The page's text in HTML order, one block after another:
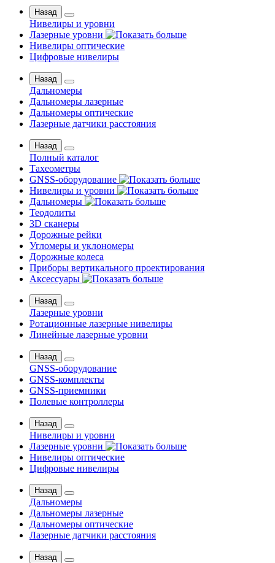
Назад
Нивелиры и уровни
Лазерные уровни
Нивелиры оптические
Цифровые нивелиры
Назад
Дальномеры
Дальномеры лазерные
Дальномеры оптические
Лазерные датчики расстояния
Назад
Полный каталог
Тахеометры
GNSS-оборудование
Нивелиры и уровни
Дальномеры
Теодолиты
3D сканеры
Дорожные рейки
Угломеры и уклономеры
Дорожные колеса
Приборы вертикального проектирования
Аксессуары
Назад
Лазерные уровни
Ротационные лазерные нивелиры
Линейные лазерные уровни
Назад
GNSS-оборудование
GNSS-комплекты
GNSS-приемники
Полевые контроллеры
Назад
Нивелиры и уровни
Лазерные уровни
Нивелиры оптические
Цифровые нивелиры
Назад
Дальномеры
Дальномеры лазерные
Дальномеры оптические
Лазерные датчики расстояния
Назад